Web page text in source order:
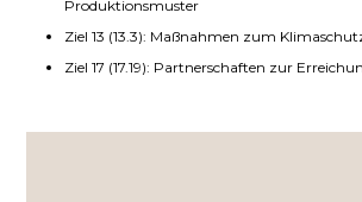
Produktionsmuster
Ziel 13 (13.3): Maßnahmen zum
Ziel 17 (17.19): Partnerschaften zur